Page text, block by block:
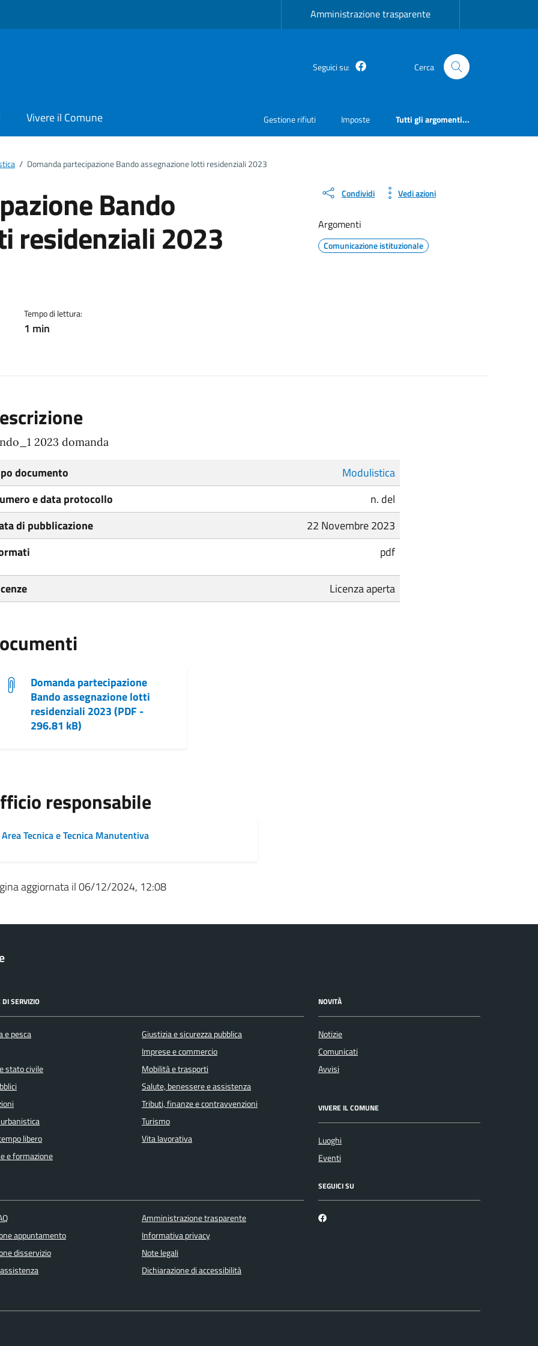
Amministrazione trasparente
Seguici su: Facebook Cerca
Vivere il Comune Gestione rifiuti Imposte Tutti gli argomenti...
/ Domanda partecipazione Bando assegnazione lotti residenziali 2023
Bando
residenziali 2023
Tempo di lettura:
1 min
Condividi Vedi azioni
Argomenti
Comunicazione istituzionale
2023 domanda
documento
Modulistica
e data protocollo
n. del
di pubblicazione
22 Novembre 2023
pdf
Licenza aperta
Domanda partecipazione
Bando assegnazione lotti
residenziali 2023 (PDF -
296.81 kB)
responsabile
Area Tecnica e Tecnica Manutentiva
aggiornata il 06/12/2024, 12:08
DI SERVIZIO
e pesca
stato civile
libero
e formazione
Giustizia e sicurezza pubblica
Imprese e commercio
Mobilità e trasporti
Salute, benessere e assistenza
Tributi, finanze e contravvenzioni
Turismo
Vita lavorativa
NOVITÀ
Notizie
Comunicati
Avvisi
VIVERE IL COMUNE
Luoghi
Eventi
appuntamento
disservizio
Amministrazione trasparente
Informativa privacy
Note legali
Dichiarazione di accessibilità
SEGUICI SU
Facebook